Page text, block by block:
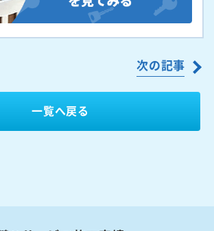
一覧へ戻る
次の記事